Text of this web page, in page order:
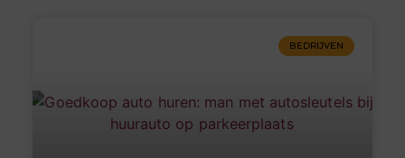
BEDRIJVEN